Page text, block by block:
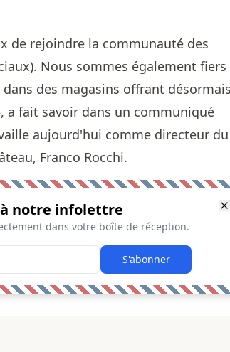
de rejoindre la communauté des
Nous sommes également fiers
des magasins offrant désormais
a fait savoir dans un communiqué
aujourd'hui comme directeur du
Franco Rocchi.
notre infolettre
dans votre boîte de réception.
S'abonner